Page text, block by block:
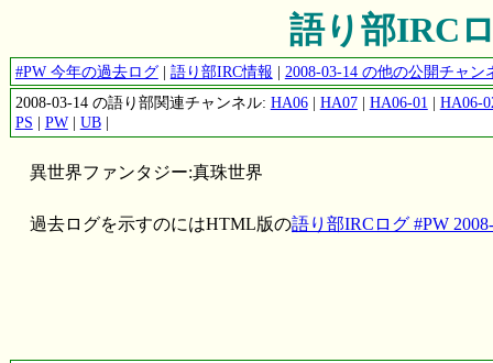
語り部IRC
#PW 今年の過去ログ| 語り部IRC情報 | 2008-03-14 の他の公開チャン
2008-03-14 の語り部関連チャンネル: HA06| HA07| HA06-01 | HA06-
PS | PW| UB|
異世界ファンタジー:真珠世界
過去ログを示すのにはHTML版の語り部IRCログ #PW